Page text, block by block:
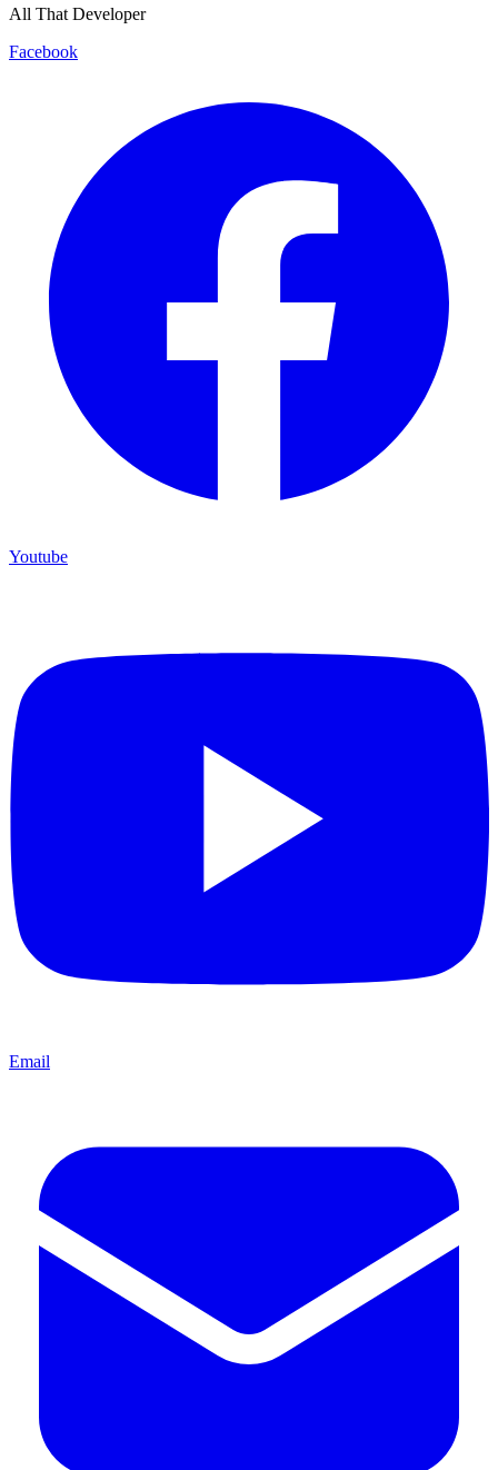
All That Developer
Facebook
Youtube
Email